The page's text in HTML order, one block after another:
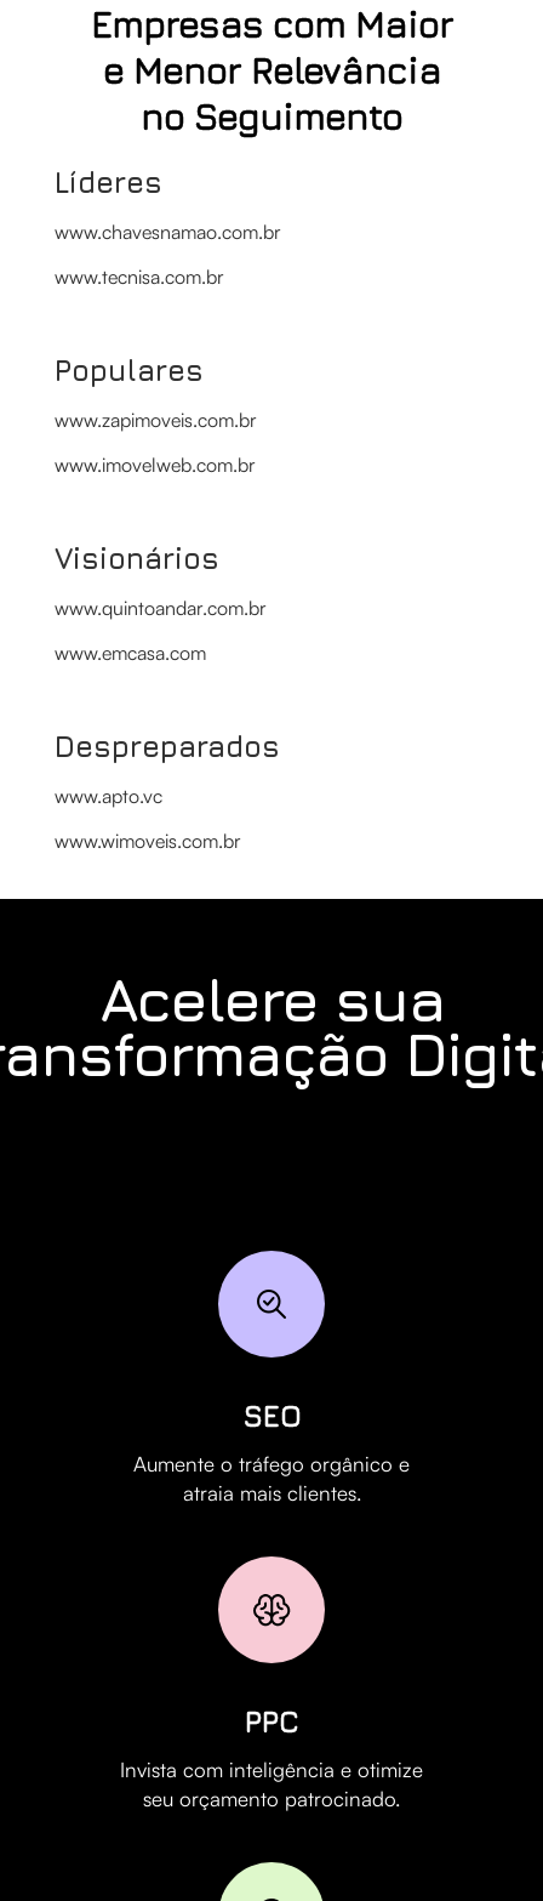
Empresas com Maior
e Menor Relevância
no Seguimento
Líderes
www.chavesnamao.com.br
www.tecnisa.com.br
Populares
www.zapimoveis.com.br
www.imovelweb.com.br
Visionários
www.quintoandar.com.br
www.emcasa.com
Despreparados
www.apto.vc
www.wimoveis.com.br
Acelere sua
SEO
Aumente o tráfego orgânico e
atraia mais clientes.
PPC
Invista com inteligência e otimize
seu orçamento patrocinado.